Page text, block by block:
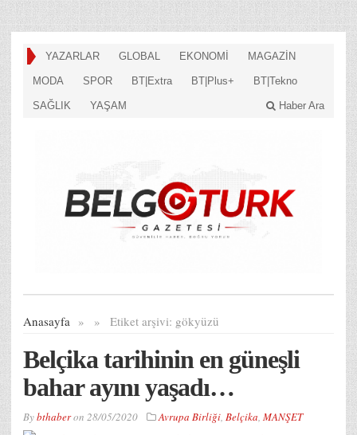
YAZARLAR GLOBAL EKONOMİ MAGAZİN
MODA SPOR BT|Extra BT|Plus+ BT|Tekno
SAĞLIK YAŞAM Haber Ara
Anasayfa » Etiket arşivi:
» gökyüzü
Belçika tarihinin en güneşli
bahar ayını yaşadı…
Bybthaberon 28/05/2020 Avrupa Birliği, Belçika, MANŞET